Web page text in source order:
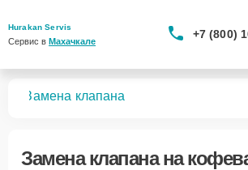
Hurakan Servis
Сервис в Махачкале
+7 (800)
Замена клапана
Замена клапанана